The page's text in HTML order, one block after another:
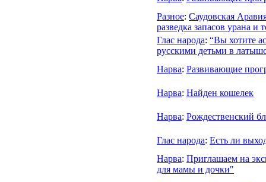
Разное: Саудовская
разведка запасов урана и
Глас народа: “Вы хотите
русскими детьми в
Нарва: Развивающие
Нарва: Найден кошелек
Нарва: Рождественский
Глас народа: Есть ли
Нарва: Приглашаем на
для мамы и дочки"